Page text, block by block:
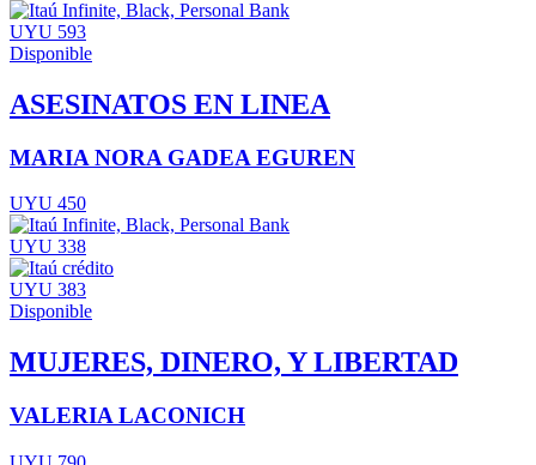
UYU 593
Disponible
ASESINATOS EN LINEA
MARIA NORA GADEA EGUREN
UYU 450
UYU 338
UYU 383
Disponible
MUJERES, DINERO, Y LIBERTAD
VALERIA LACONICH